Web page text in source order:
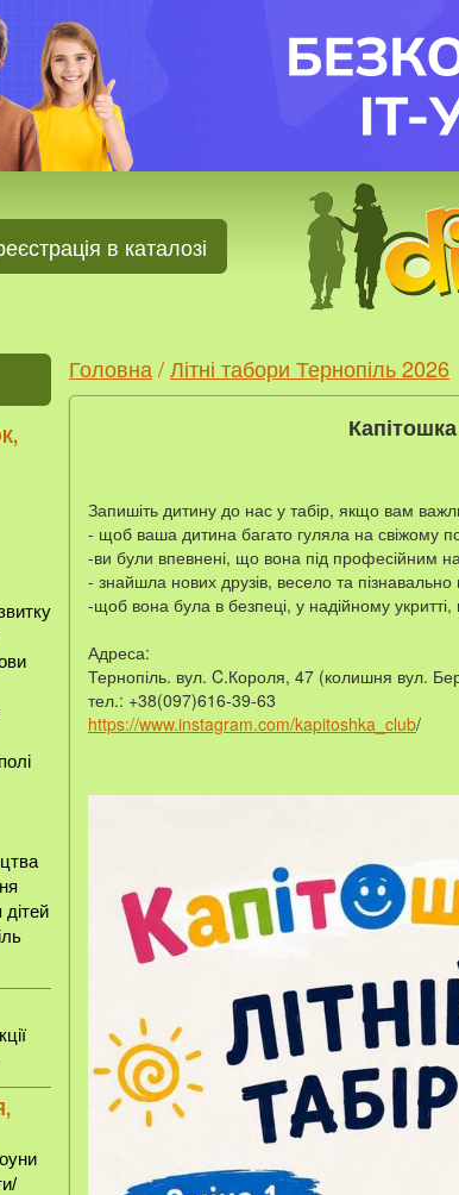
в каталозі
Головна /Літні табори Тернопіль 2026
Запишіть дитину до нас у табір, якщо вам
- щоб ваша дитина багато гуляла на свіжому
-ви були впевнені, що вона під професійним
- знайшла нових друзів, весело та
-щоб вона була в безпеці, у надійному укритті,
Адреса:
Тернопіль. вул. C.Короля, 47 (колишня вул.
тел.: +38(097)616-39-63
https://www.instagram.com/kapitoshka_club/